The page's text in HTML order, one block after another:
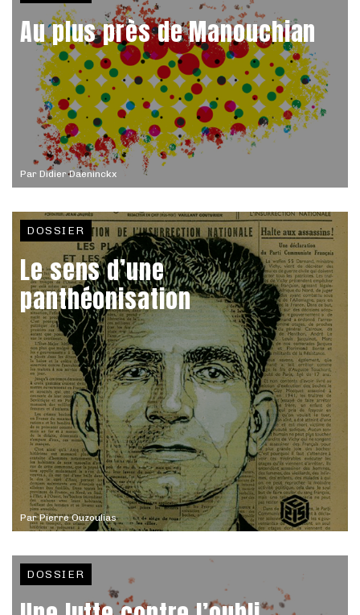
Par Didier Daeninckx
Au plus près de Manouchian
ParPierre Ouzoulias
DOSSIER
Le sens d’une
panthéonisation
DOSSIER